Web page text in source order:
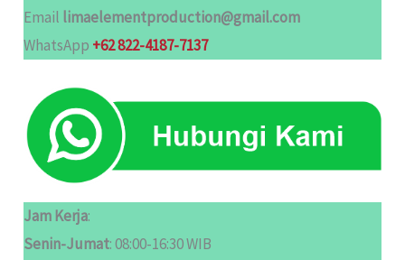
Email limaelementproduction@gmail.com
WhatsApp +62 822-4187-7137
Jam Kerja:
Senin-Jumat: 08:00-16:30 WIB